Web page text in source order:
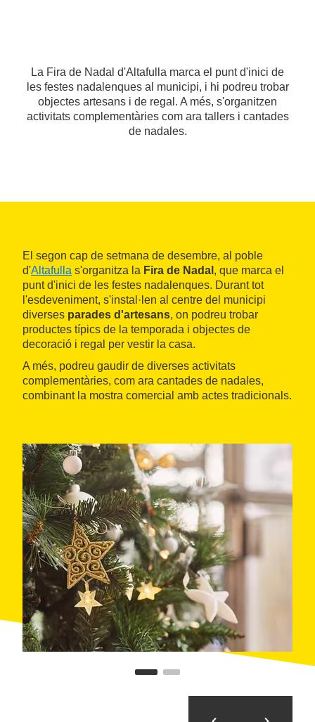
La Fira de Nadal d'Altafulla marca el punt d'inici de
les festes nadalenques al municipi, i hi podreu trobar
objectes artesans i de regal. A més, s'organitzen
activitats complementàries com ara tallers i cantades
de nadales.
El segon cap de setmana de desembre, al poble
d'Altafulla s'organitza la Fira de Nadal , que marca el
punt d'inici de les festes nadalenques. Durant tot
l'esdeveniment, s'instal·len al centre del municipi
diverses parades d'artesans, on podreu trobar
productes típics de la temporada i objectes de
decoració i regal per vestir la casa.
A més, podreu gaudir de diverses activitats
complementàries, com ara cantades de nadales,
combinant la mostra comercial amb actes tradicionals.